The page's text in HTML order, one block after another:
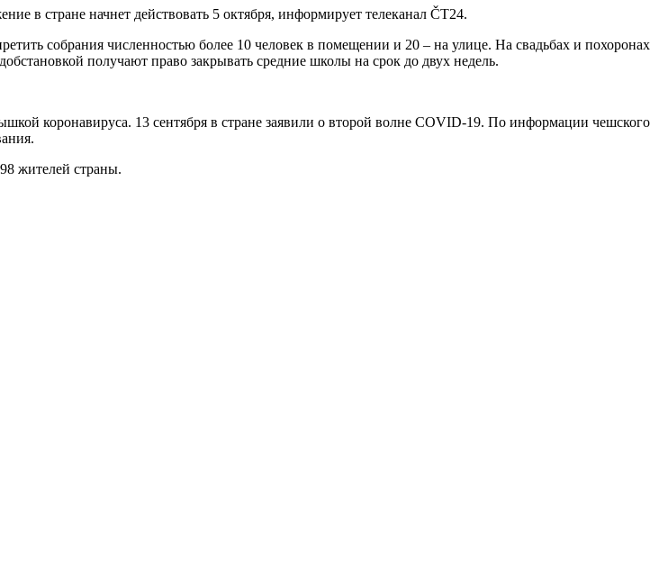
в стране начнет действовать 5 октября, информирует телеканал ČT24.
собрания численностью более 10 человек в помещении и 20 – на улице. На свадьбах и похоронах
получают право закрывать средние школы на срок до двух недель.
коронавируса. 13 сентября в стране заявили о второй волне COVID-19. По информации чешского
жителей страны.